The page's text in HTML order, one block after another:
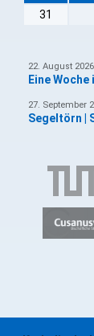
31
22. August
Eine Woche
27. September
Segeltörn |